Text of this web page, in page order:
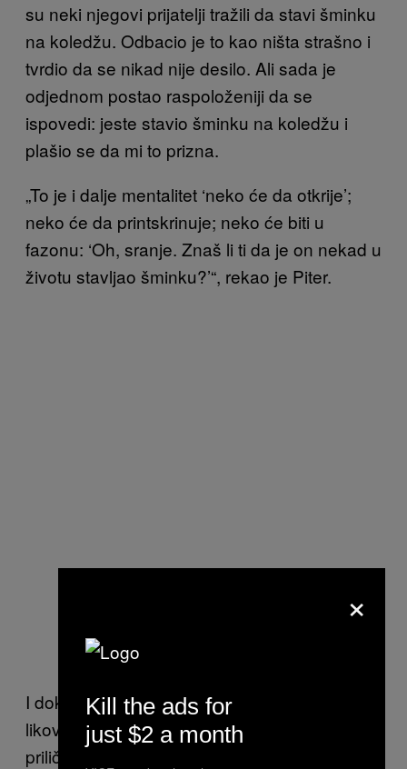
su neki njegovi prijatelji tražili da stavi šminku
na koledžu. Odbacio je to kao ništa strašno i
tvrdio da se nikad nije desilo. Ali sada je
odjednom postao raspoloženiji da se
ispovedi: jeste stavio šminku na koledžu i
plašio se da mi to prizna.
„To je i dalje mentalitet ‘neko će da otkrije’;
neko će da printskrinuje; neko će biti u
fazonu: ‘Oh, sranje. Znaš li ti da je on nekad u
životu stavljao šminku?’“, rekao je Piter.
I dok je ovaj razgovor bio od velike pomoći,
likovi sa VICE-a su priznali da su svi inače
prilično naprednih shvatanja i da se
×
Kill the ads for
just $2 a month